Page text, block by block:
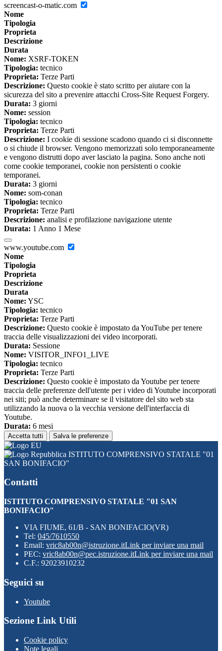
screencast-o-matic.com
Nome
Tipologia
Proprieta
Descrizione
Durata
Nome: XSRF-TOKEN
Tipologia: tecnico
Proprieta: Terze Parti
Descrizione: Questo cookie è stato scritto per aiutare con la
sicurezza del sito a prevenire attacchi Cross-Site Request Forgery.
Durata: 3 giorni
Nome: session
Tipologia: tecnico
Proprieta: Terze Parti
Descrizione: I cookie di sessione scadono quando ci si disconnette
o si chiude il browser. Vengono memorizzati solo temporaneamente
e vengono distrutti dopo aver lasciato la pagina. Sono anche noti
come cookie temporanei, cookie non persistenti o cookie
temporanei.
Durata: 3 giorni
Nome: som-conan
Tipologia: tecnico
Proprieta: Terze Parti
Descrizione: analisi e profilazione navigazione utente
Durata: 1 Anno 1 Mese
www.youtube.com
Nome
Tipologia
Proprieta
Descrizione
Durata
Nome: YSC
Tipologia: tecnico
Proprieta: Terze Parti
Descrizione: Questo cookie è impostato da YouTube per tenere
traccia delle visualizzazioni dei video incorporati.
Durata: Sessione
Nome: VISITOR_INFO1_LIVE
Tipologia: tecnico
Proprieta: Terze Parti
Descrizione: Questo cookie è impostato da Youtube per tenere
traccia delle preferenze dell'utente per i video di Youtube incorporati
nei siti; può anche determinare se il visitatore del sito web sta
utilizzando la nuova o la vecchia versione dell'interfaccia di
Youtube.
Durata: 6 mesi
Accetta tutti Salva le preferenze
ISTITUTO COMPRENSIVO STATALE "01
SAN BONIFACIO"
Contatti
ISTITUTO COMPRENSIVO STATALE "01 SAN
BONIFACIO"
VIA FIUME, 61/B - SAN BONIFACIO(VR)
Tel: 045/7610550
Email: vric8ab00n@istruzione.itLink per inviare una mail
PEC: vric8ab00n@pec.istruzione.itLink per inviare una mail
C.F.: 92023910232
Seguici su
Youtube
Sezione Link Utili
Cookie policy
Note legali